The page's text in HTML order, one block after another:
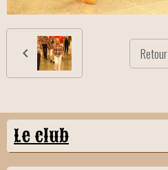
Retour
Le club